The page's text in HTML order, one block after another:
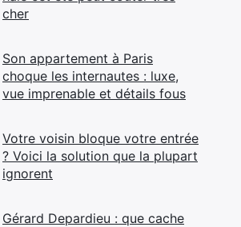
cher
Son appartement à Paris
choque les internautes : luxe,
vue imprenable et détails fous
Votre voisin bloque votre entrée
? Voici la solution que la plupart
ignorent
Gérard Depardieu : que cache